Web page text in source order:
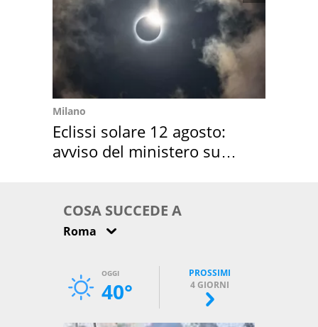
Milano
Eclissi solare 12 agosto:
avviso del ministero su